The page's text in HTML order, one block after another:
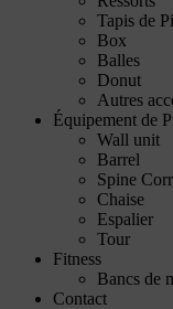
Tapis de
Box
Balles
Donut
Autres
Équipement de
Wall unit
Barrel
Spine
Chaise
Espalier
Tour
Fitness
Bancs de
Contact